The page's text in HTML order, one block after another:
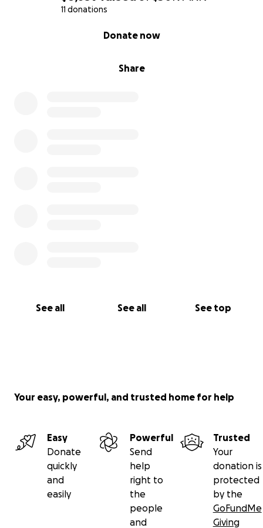
11 donations
Share
Donate now
See all See all See top
Your easy, powerful, and trusted home for help
Easy
Donate
quickly
and
easily
Powerful
Send
help
right to
the
people
and
Trusted
Your
donation is
protected
by the
GoFundMe
Giving